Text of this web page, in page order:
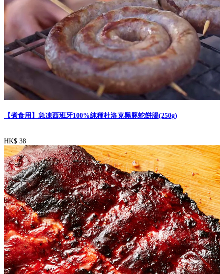
【煮食用】急凍西班牙100%純種杜洛克黑豚蛇餅腸(250g)
HK$ 38